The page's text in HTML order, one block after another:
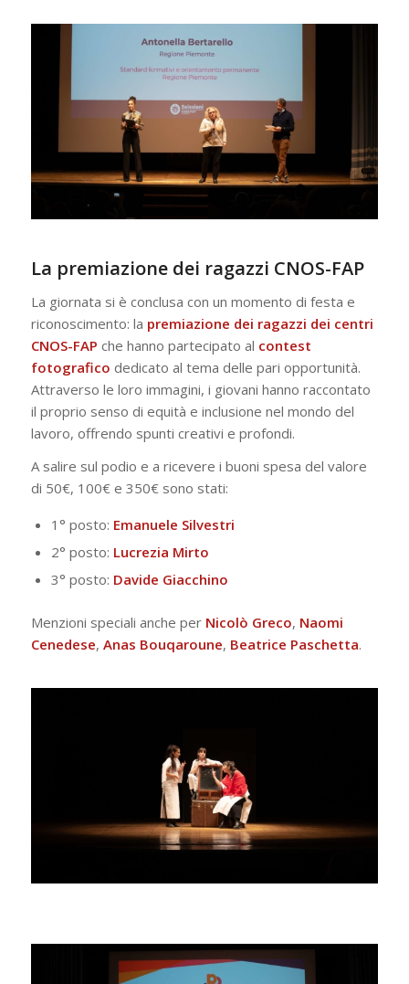
La premiazione dei ragazzi CNOS-FAP
La giornata si è conclusa con un momento di festa e
riconoscimento: la premiazione dei ragazzi dei centri
CNOS-FAP che hanno partecipato al contest
fotografico dedicato al tema delle pari opportunità.
Attraverso le loro immagini, i giovani hanno raccontato
il proprio senso di equità e inclusione nel mondo del
lavoro, offrendo spunti creativi e profondi.
A salire sul podio e a ricevere i buoni spesa del valore
di 50€, 100€ e 350€ sono stati:
1° posto: Emanuele Silvestri
2° posto: Lucrezia Mirto
3° posto: Davide Giacchino
Menzioni speciali anche per Nicolò Greco, Naomi
Cenedese, Anas Bouqaroune, Beatrice Paschetta.